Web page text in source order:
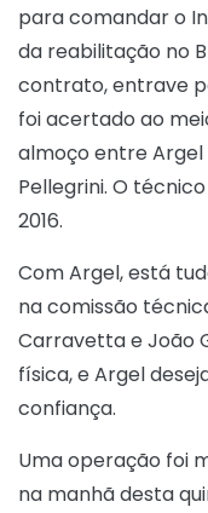
para comandar o
da reabilitação no
contrato, entrave
foi acertado ao
almoço entre
Pellegrini. O
2016.
Com Argel, está
na comissão
Carravetta e João
física, e Argel
confiança.
Uma operação foi
na manhã desta